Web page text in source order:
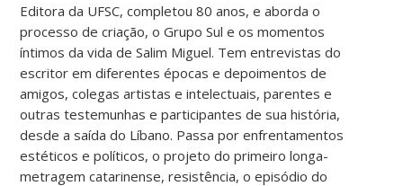
Editora da UFSC, completou 80 anos, e aborda o
processo de criação, o Grupo Sul e os momentos
íntimos da vida de Salim Miguel. Tem entrevistas do
escritor em diferentes épocas e depoimentos de
amigos, colegas artistas e intelectuais, parentes e
outras testemunhas e participantes de sua história,
desde a saída do Líbano. Passa por enfrentamentos
estéticos e políticos, o projeto do primeiro longa-
metragem catarinense, resistência, o episódio do